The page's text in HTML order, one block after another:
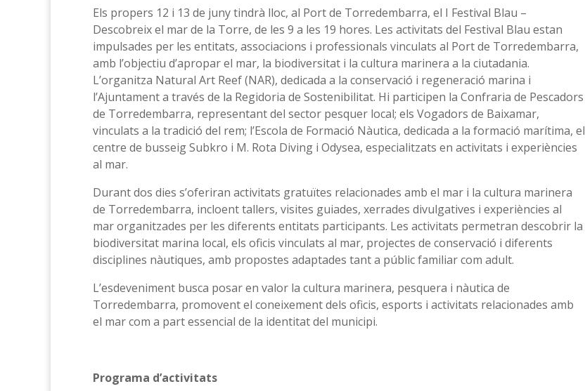
Els propers 12 i 13 de juny tindrà lloc, al Port de Torredembarra, el I Festival Blau –
Descobreix el mar de la Torre, de les 9 a les 19 hores. Les activitats del Festival Blau estan
impulsades per les entitats, associacions i professionals vinculats al Port de Torredembarra,
amb l’objectiu d’apropar el mar, la biodiversitat i la cultura marinera a la ciutadania.
L’organitza Natural Art Reef (NAR), dedicada a la conservació i regeneració marina i
l’Ajuntament a través de la Regidoria de Sostenibilitat. Hi participen la Confraria de Pescadors
de Torredembarra, representant del sector pesquer local; els Vogadors de Baixamar,
vinculats a la tradició del rem; l’Escola de Formació Nàutica, dedicada a la formació marítima, el
centre de busseig Subkro i M. Rota Diving i Odysea, especialitzats en activitats i experiències
al mar.
Durant dos dies s’oferiran activitats gratuïtes relacionades amb el mar i la cultura marinera
de Torredembarra, incloent tallers, visites guiades, xerrades divulgatives i experiències al
mar organitzades per les diferents entitats participants. Les activitats permetran descobrir la
biodiversitat marina local, els oficis vinculats al mar, projectes de conservació i diferents
disciplines nàutiques, amb propostes adaptades tant a públic familiar com adult.
L’esdeveniment busca posar en valor la cultura marinera, pesquera i nàutica de
Torredembarra, promovent el coneixement dels oficis, esports i activitats relacionades amb
el mar com a part essencial de la identitat del municipi.
Programa d’activitats